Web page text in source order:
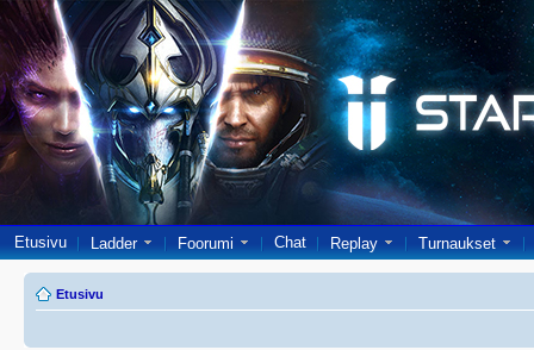
Etusivu Ladder Foorumi Chat Replay Turnaukset
Etusivu